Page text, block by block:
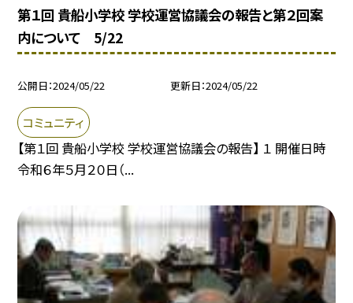
第１回 貴船小学校 学校運営協議会の報告と第２回案
内について 5/22
公開日 2024/05/22 更新日 2024/05/22
コミュニティ
【第１回 貴船小学校 学校運営協議会の報告】 １ 開催日時
令和６年５月２０日（...